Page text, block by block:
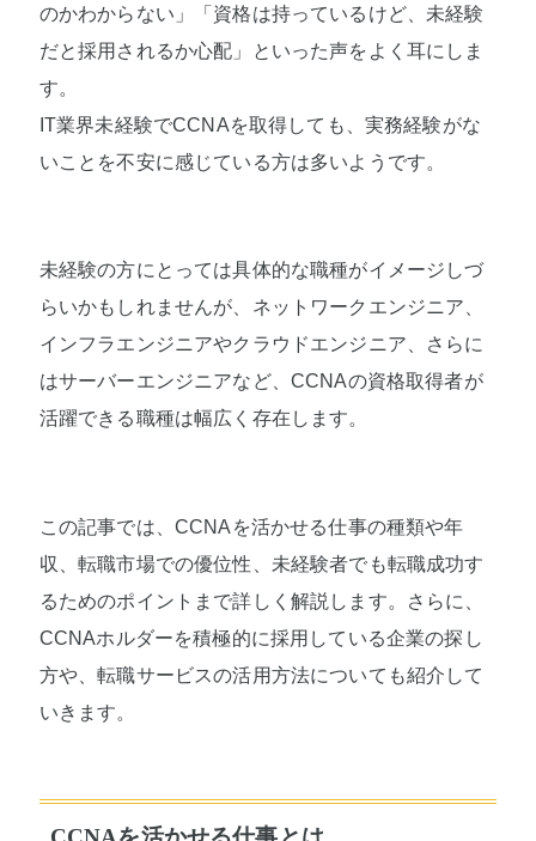
のかわからない」「資格は持っているけど、未経験
だと採用されるか心配」といった声をよく耳にしま
す。
IT業界未経験でCCNAを取得しても、実務経験がな
いことを不安に感じている方は多いようです。
未経験の方にとっては具体的な職種がイメージしづ
らいかもしれませんが、ネットワークエンジニア、
インフラエンジニアやクラウドエンジニア、さらに
はサーバーエンジニアなど、CCNAの資格取得者が
活躍できる職種は幅広く存在します。
この記事では、CCNAを活かせる仕事の種類や年
収、転職市場での優位性、未経験者でも転職成功す
るためのポイントまで詳しく解説します。さらに、
CCNAホルダーを積極的に採用している企業の探し
方や、転職サービスの活用方法についても紹介して
いきます。